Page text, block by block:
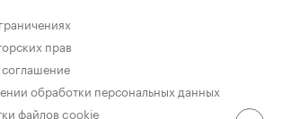
прав
соглашение
обработки персональных данных
файлов cookie